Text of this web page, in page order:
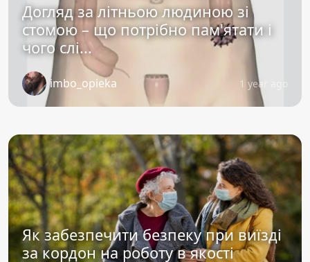
Догляд за літньою людиною зі
стомою – що потрібно пам'ятати і
чого слі...
imbo_opieka 1 year ago
Як забезпечити безпеку при виїзді
за кордон на роботу в якості